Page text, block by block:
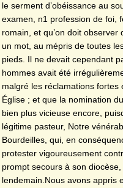
le serment d’obéissance au
examen, n1 profession de foi,
romain, et qu’on doit observer
un mot, au mépris de toutes
pieds. Il ne devait cependant
hommes avait été
malgré les réclamations
Église ; et que la nomination
bien plus vicieuse encore,
légitime pasteur, Notre
Bourdeilles, qui, en
protester vigoureusement
prompt secours à son
lendemain.Nous avons appris